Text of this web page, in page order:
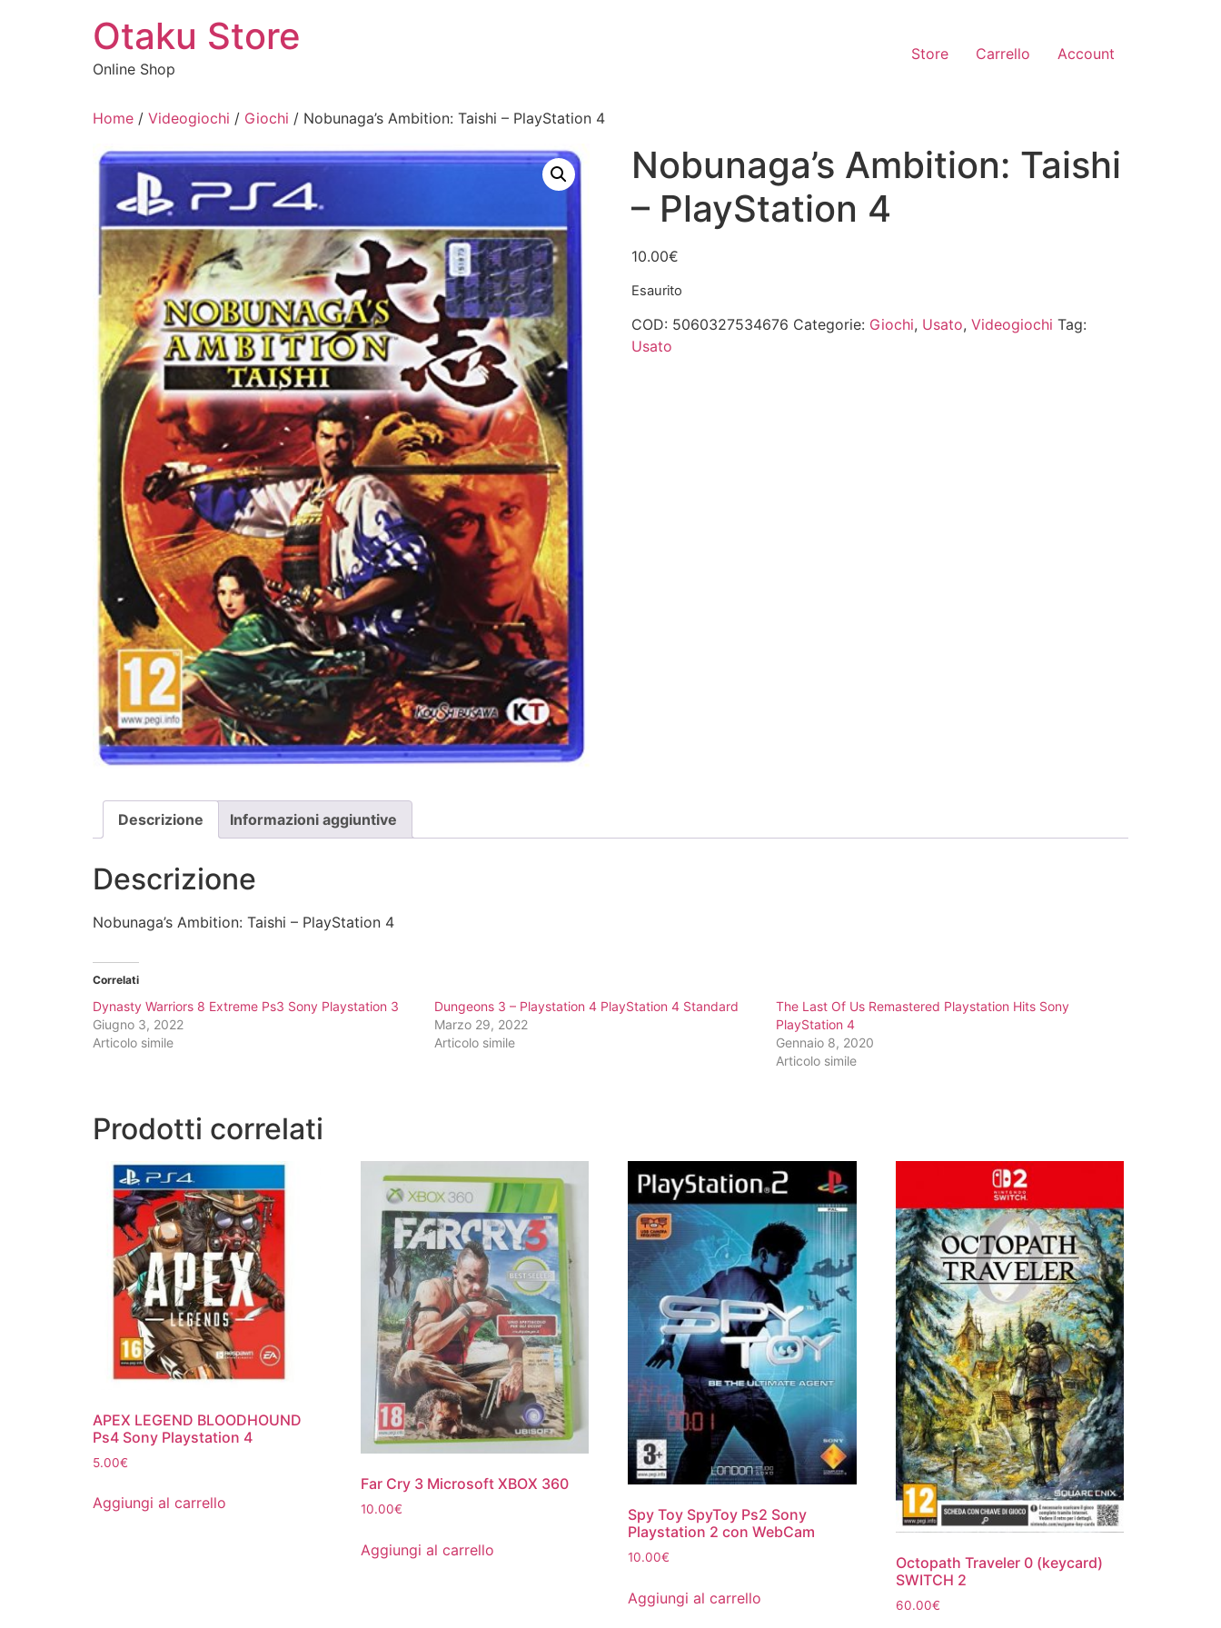
Otaku Store
Online Shop
Store Carrello Account
Home / Videogiochi / Giochi / Nobunaga’s Ambition: Taishi – PlayStation 4
Nobunaga’s Ambition: Taishi
– PlayStation 4
10.00€
Esaurito
COD: 5060327534676 Categorie: Giochi, Usato, Videogiochi Tag:
Usato
Descrizione Informazioni aggiuntive
Descrizione
Nobunaga’s Ambition: Taishi – PlayStation 4
Correlati
Dynasty Warriors 8 Extreme Ps3 Sony Playstation 3
Giugno 3, 2022
Articolo simile
Dungeons 3 – Playstation 4 PlayStation 4 Standard
Marzo 29, 2022
Articolo simile
The Last Of Us Remastered Playstation Hits Sony
PlayStation 4
Gennaio 8, 2020
Articolo simile
Prodotti correlati
APEX LEGEND BLOODHOUND
Ps4 Sony Playstation 4
5.00€
Aggiungi al carrello
Far Cry 3 Microsoft XBOX 360
10.00€
Aggiungi al carrello
Spy Toy SpyToy Ps2 Sony
Playstation 2 con WebCam
10.00€
Aggiungi al carrello
Octopath Traveler 0 (keycard)
SWITCH 2
60.00€